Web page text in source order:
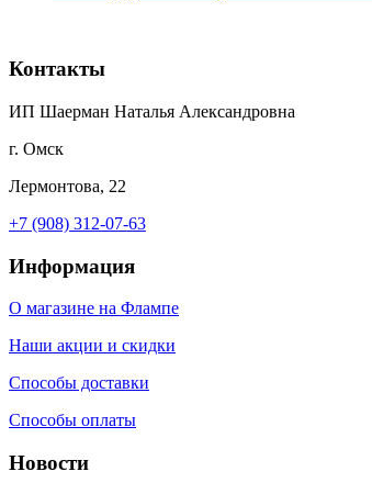
Контакты
ИП Шаерман Наталья Александровна
г. Омск
Лермонтова, 22
+7 (908) 312-07-63
Информация
О магазине на Флампе
Наши акции и скидки
Способы доставки
Способы оплаты
Новости